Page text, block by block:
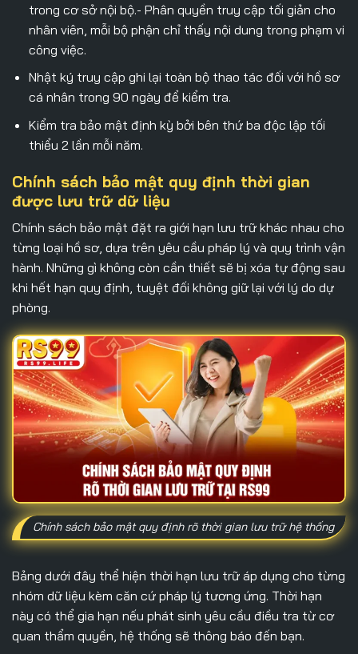
trong cơ sở nội bộ.- Phân quyền truy cập tối giản cho
nhân viên, mỗi bộ phận chỉ thấy nội dung trong phạm vi
công việc.
Nhật ký truy cập ghi lại toàn bộ thao tác đối với hồ sơ
cá nhân trong 90 ngày để kiểm tra.
Kiểm tra bảo mật định kỳ bởi bên thứ ba độc lập tối
thiểu 2 lần mỗi năm.
Chính sách bảo mật quy định thời gian
được lưu trữ dữ liệu
Chính sách bảo mật đặt ra giới hạn lưu trữ khác nhau cho
từng loại hồ sơ, dựa trên yêu cầu pháp lý và quy trình vận
hành. Những gì không còn cần thiết sẽ bị xóa tự động sau
khi hết hạn quy định, tuyệt đối không giữ lại với lý do dự
phòng.
Chính sách bảo mật quy định rõ thời gian lưu trữ hệ thống
Bảng dưới đây thể hiện thời hạn lưu trữ áp dụng cho từng
nhóm dữ liệu kèm căn cứ pháp lý tương ứng. Thời hạn
này có thể gia hạn nếu phát sinh yêu cầu điều tra từ cơ
quan thẩm quyền, hệ thống sẽ thông báo đến bạn.